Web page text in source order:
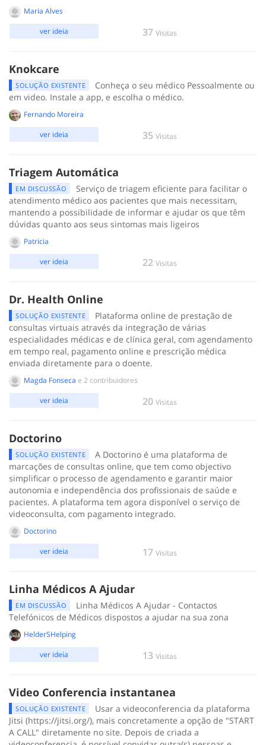
Maria Alves
37 Visitas
ver ideia
Knokcare
SOLUÇÃO EXISTENTE
Conheça o seu médico Pessoalmente ou
em video. Instale a app, e escolha o médico.
Fernando Moreira
35 Visitas
ver ideia
Triagem Automática
EM DISCUSSÃO
Serviço de triagem eficiente para facilitar o
atendimento médico aos pacientes que mais necessitam,
mantendo a possibilidade de informar e ajudar os que têm
dúvidas quanto aos seus sintomas mais ligeiros
Patricia
22 Visitas
ver ideia
Dr. Health Online
SOLUÇÃO EXISTENTE
Plataforma online de prestação de
consultas virtuais através da integração de várias
especialidades médicas e de clínica geral, com agendamento
em tempo real, pagamento online e prescrição médica
enviada diretamente para o doente.
Magda Fonseca e 2 contribuidores
20 Visitas
ver ideia
Doctorino
SOLUÇÃO EXISTENTE
A Doctorino é uma plataforma de
marcações de consultas online, que tem como objectivo
simplificar o processo de agendamento e garantir maior
autonomia e independência dos profissionais de saúde e
pacientes. A plataforma tem agora disponível o serviço de
videoconsulta, com pagamento integrado.
Doctorino
17 Visitas
ver ideia
Linha Médicos A Ajudar
EM DISCUSSÃO
Linha Médicos A Ajudar - Contactos
Telefónicos de Médicos dispostos a ajudar na sua zona
HelderSHelping
13 Visitas
ver ideia
Video Conferencia instantanea
SOLUÇÃO EXISTENTE
Usar a videoconferencia da plataforma
Jitsi (https://jitsi.org/), mais concretamente a opção de "START
A CALL" diretamente no site. Depois de criada a